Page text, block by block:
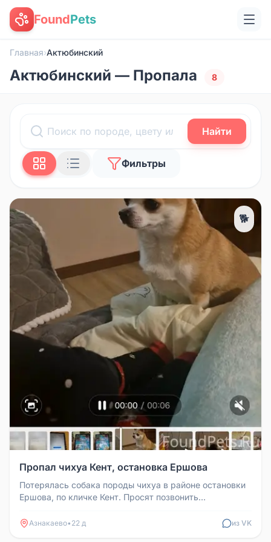
FoundPets
Главная›Актюбинский
Актюбинский — Пропала 8
Найти
Фильтры
🐕
Пропал чихуа Кент, остановка Ершова
Потерялась собака породы чихуа в районе остановки
Ершова, по кличке Кент. Просят позвонить
Азнакаево• 22 д из VK